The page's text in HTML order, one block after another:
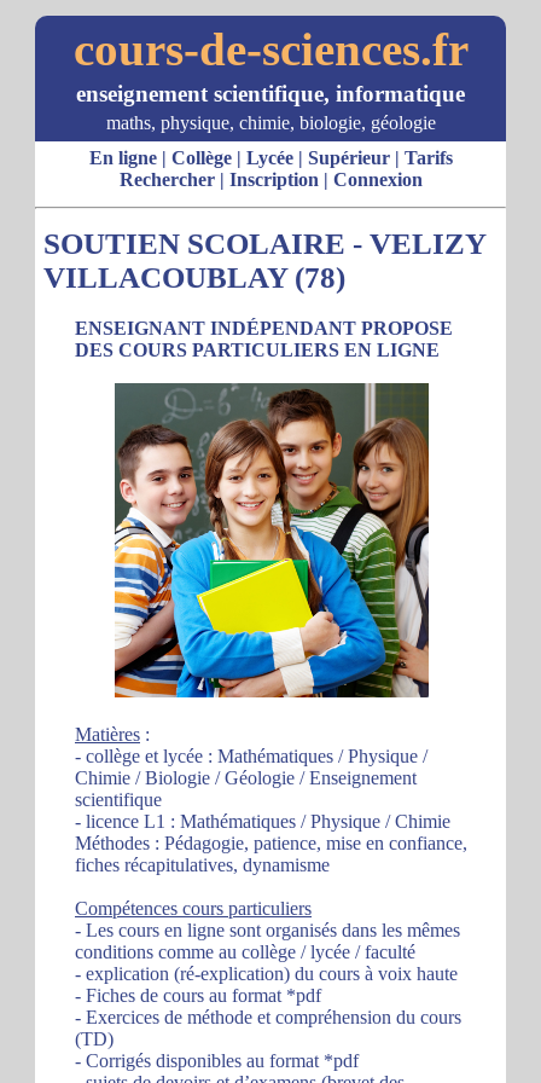
cours-de-sciences.fr
enseignement scientifique, informatique
maths, physique, chimie, biologie, géologie
En ligne| Collège| Lycée| Supérieur| Tarifs
Rechercher| Inscription | Connexion
SOUTIEN SCOLAIRE - VELIZY
VILLACOUBLAY (78)
ENSEIGNANT INDÉPENDANT PROPOSE
DES COURS PARTICULIERS EN LIGNE
Matières :
- collège et lycée : Mathématiques / Physique /
Chimie / Biologie / Géologie / Enseignement
scientifique
- licence L1 : Mathématiques / Physique / Chimie
Méthodes : Pédagogie, patience, mise en confiance,
fiches récapitulatives, dynamisme
Compétences cours particuliers
- Les cours en ligne sont organisés dans les mêmes
conditions comme au collège / lycée / faculté
- explication (ré-explication) du cours à voix haute
- Fiches de cours au format *pdf
- Exercices de méthode et compréhension du cours
(TD)
- Corrigés disponibles au format *pdf